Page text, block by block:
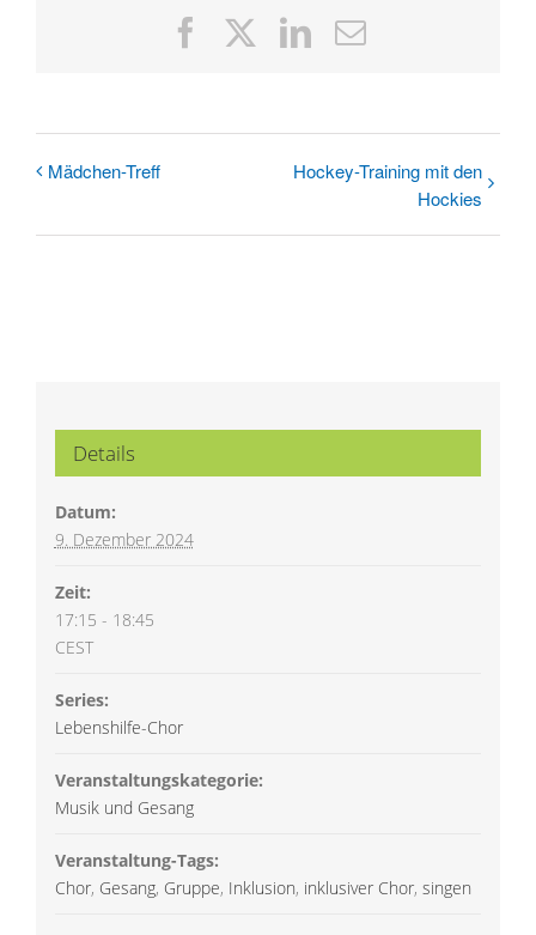
FacebookLinkedIn
E-
Mädchen-Treff
Hockey-Training mit den
Hockies
Details
Datum:
9. Dezember 2024
Zeit:
17:15 - 18:45
CEST
Series:
Lebens­hilfe-­Chor
Veranstaltungskategorie:
Musik und Gesang
Veranstaltung-Tags:
Chor, Gesang, Gruppe, Inklusion, inklusiver Chor, singen